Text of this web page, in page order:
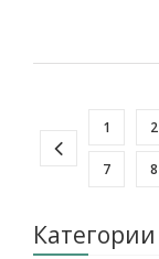
1 2
7 8
Категории